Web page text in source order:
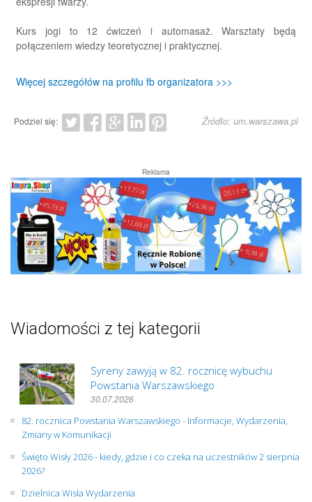
Kurs jogi to 12 ćwiczeń i automasaż. Warsztaty będą
połączeniem wiedzy teoretycznej i praktycznej.
Więcej szczegółów na profilu fb organizatora >>>
Podziel się: Źródło: um.warszawa.pl
Reklama
Wiadomości z tej kategorii
Syreny zawyją w 82. rocznicę wybuchu
Powstania Warszawskiego
30.07.2026
82. rocznica Powstania Warszawskiego - Informacje, Wydarzenia,
Zmiany w Komunikacji
Święto Wisły 2026 - kiedy, gdzie i co czeka na uczestników 2 sierpnia
2026?
Dzielnica Wisła Wydarzenia